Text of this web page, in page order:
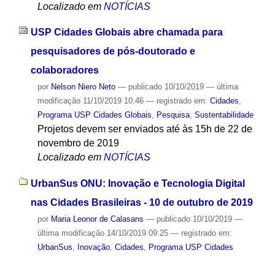
Localizado em NOTÍCIAS
USP Cidades Globais abre chamada para
pesquisadores de pós-doutorado e
colaboradores
por Nelson Niero Neto — publicado10/10/2019 — última
modificação11/10/2019 10:46 — registrado em: Cidades,
Programa USP Cidades Globais, Pesquisa, Sustentabilidade
Projetos devem ser enviados até às 15h de 22 de
novembro de 2019
Localizado em NOTÍCIAS
UrbanSus ONU: Inovação e Tecnologia Digital
nas Cidades Brasileiras - 10 de outubro de 2019
por Maria Leonor de Calasans — publicado10/10/2019 —
última modificação14/10/2019 09:25 — registrado em:
UrbanSus, Inovação, Cidades, Programa USP Cidades